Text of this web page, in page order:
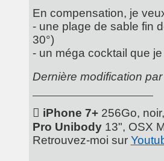
En compensation, je
- une plage de sable fin
30°)
- un méga cocktail que
Dernière modification
 iPhone 7+256Go,
Pro Unibody13", OSX
Retrouvez-moi sur